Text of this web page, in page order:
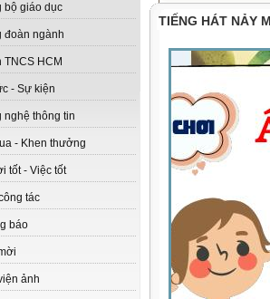
bộ giáo dục
đoàn ngành
HCM
- Sự kiện
nghệ thông tin
- Khen thưởng
tốt - Việc tốt
tác
báo
ảnh
TIẾNG HÁT NẢY